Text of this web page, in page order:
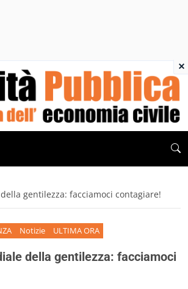
gentilezza: facciamoci contagiare!
Notizie ULTIMA ORA
della gentilezza: facciamoci
×